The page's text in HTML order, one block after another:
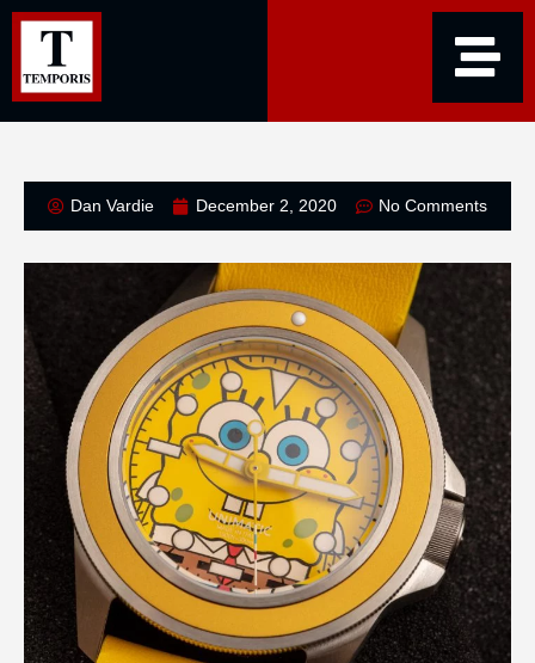
Dan Vardie December 2, 2020 No Comments